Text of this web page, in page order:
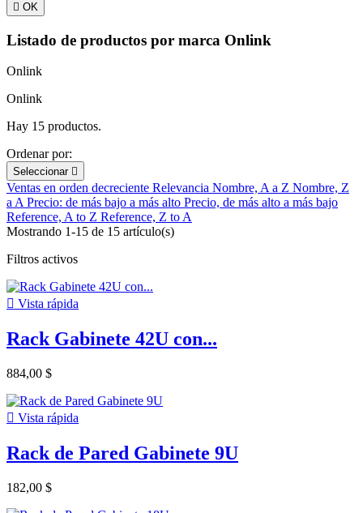
 OK
Listado de productos por marca Onlink
Onlink
Onlink
Hay 15 productos.
Ordenar por:
Seleccionar 
Ventas en orden decreciente Relevancia Nombre, A a Z Nombre, Z
a APrecio: de más bajo a más alto Precio, de más alto a más bajo
Reference, A to Z Reference, Z to A
Mostrando 1-15 de 15 artículo(s)
Filtros activos
 Vista rápida
Rack Gabinete 42U con...
884,00 $
 Vista rápida
Rack de Pared Gabinete 9U
182,00 $